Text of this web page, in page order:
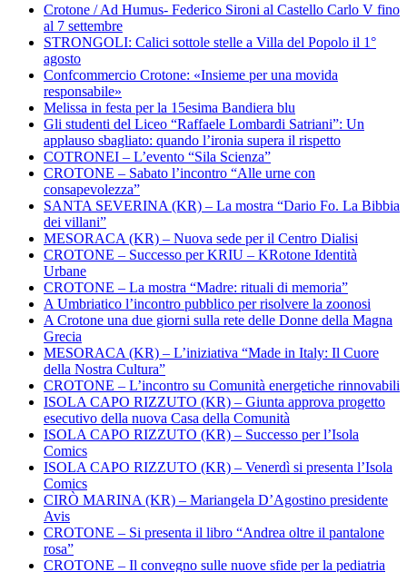
Crotone / Ad Humus- Federico Sironi al Castello Carlo V fino
al 7 settembre
STRONGOLI: Calici sottole stelle a Villa del Popolo il 1°
agosto
Confcommercio Crotone: «Insieme per una movida
responsabile»
Melissa in festa per la 15esima Bandiera blu
Gli studenti del Liceo “Raffaele Lombardi Satriani”: Un
applauso sbagliato: quando l’ironia supera il rispetto
COTRONEI – L’evento “Sila Scienza”
CROTONE – Sabato l’incontro “Alle urne con
consapevolezza”
SANTA SEVERINA (KR) – La mostra “Dario Fo. La Bibbia
dei villani”
MESORACA (KR) – Nuova sede per il Centro Dialisi
CROTONE – Successo per KRIU – KRotone Identità
Urbane
CROTONE – La mostra “Madre: rituali di memoria”
A Umbriatico l’incontro pubblico per risolvere la zoonosi
A Crotone una due giorni sulla rete delle Donne della Magna
Grecia
MESORACA (KR) – L’iniziativa “Made in Italy: Il Cuore
della Nostra Cultura”
CROTONE – L’incontro su Comunità energetiche rinnovabili
ISOLA CAPO RIZZUTO (KR) – Giunta approva progetto
esecutivo della nuova Casa della Comunità
ISOLA CAPO RIZZUTO (KR) – Successo per l’Isola
Comics
ISOLA CAPO RIZZUTO (KR) – Venerdì si presenta l’Isola
Comics
CIRÒ MARINA (KR) – Mariangela D’Agostino presidente
Avis
CROTONE – Si presenta il libro “Andrea oltre il pantalone
rosa”
CROTONE – Il convegno sulle nuove sfide per la pediatria